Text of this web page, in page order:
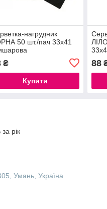
нагрудник
50 шт./пач 33х41
₴
Купити
88
рік
Умань, Україна